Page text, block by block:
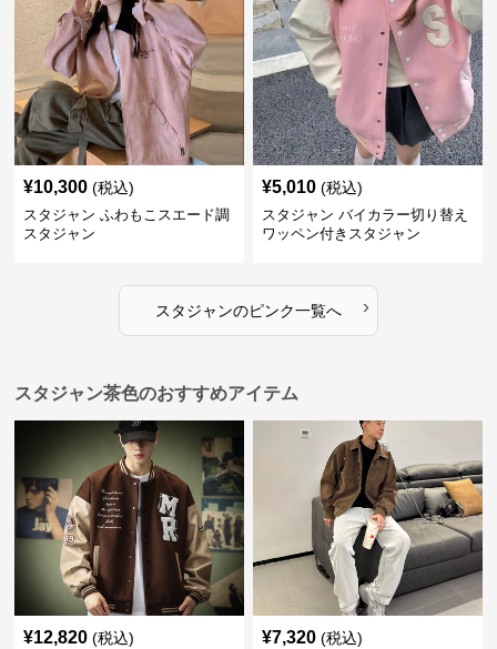
¥10,300 (税込)
スタジャン ふわもこスエード調
スタジャン
¥5,010 (税込)
スタジャン バイカラー切り替え
ワッペン付きスタジャン
スタジャンのピンク一覧へ ›
スタジャン茶色のおすすめアイテム
¥12,820 (税込) ¥7,320 (税込)